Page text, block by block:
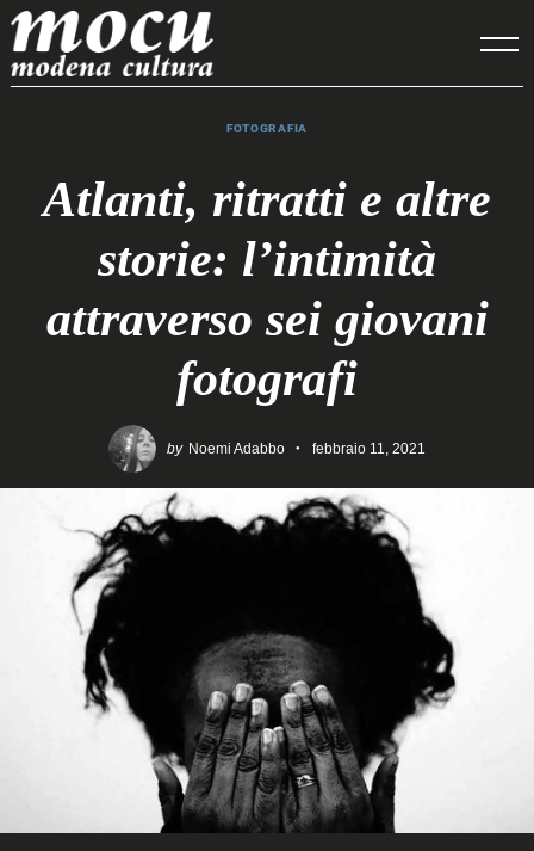
Skip
to
content
FOTOGRAFIA
Atlanti, ritratti e altre
storie: l’intimità
attraverso sei giovani
fotografi
by Noemi Adabbo febbraio 11, 2021